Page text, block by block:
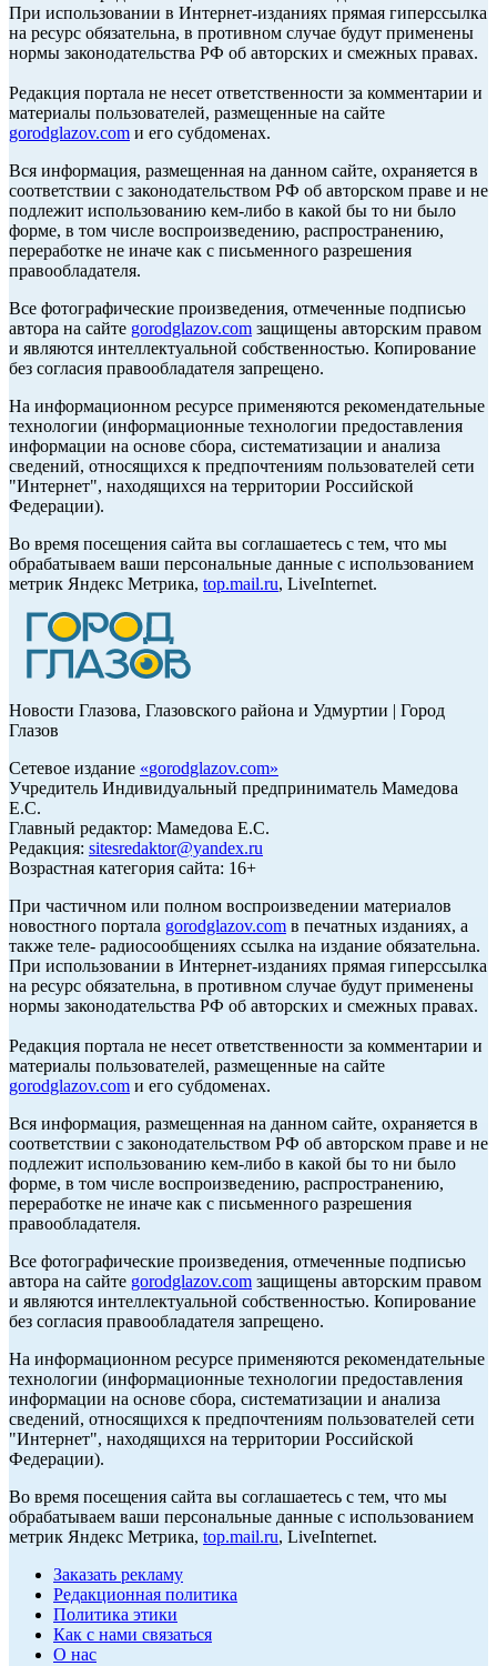
При использовании в Интернет-изданиях прямая гиперссылка
на ресурс обязательна, в противном случае будут применены
нормы законодательства РФ об авторских и смежных правах.
Редакция портала не несет ответственности за комментарии и
материалы пользователей, размещенные на сайте
gorodglazov.com и его субдоменах.
Вся информация, размещенная на данном сайте, охраняется в
соответствии с законодательством РФ об авторском праве и не
подлежит использованию кем-либо в какой бы то ни было
форме, в том числе воспроизведению, распространению,
переработке не иначе как с письменного разрешения
правообладателя.
Все фотографические произведения, отмеченные подписью
автора на сайте gorodglazov.com защищены авторским правом
и являются интеллектуальной собственностью. Копирование
без согласия правообладателя запрещено.
На информационном ресурсе применяются рекомендательные
технологии (информационные технологии предоставления
информации на основе сбора, систематизации и анализа
сведений, относящихся к предпочтениям пользователей сети
"Интернет", находящихся на территории Российской
Федерации).
Во время посещения сайта вы соглашаетесь с тем, что мы
обрабатываем ваши персональные данные с использованием
метрик Яндекс Метрика, top.mail.ru, LiveInternet.
Новости Глазова, Глазовского района и Удмуртии | Город
Глазов
Сетевое издание «gorodglazov.com»
Учредитель Индивидуальный предприниматель Мамедова
Е.С.
Главный редактор: Мамедова Е.С.
Редакция: sitesredaktor@yandex.ru
Возрастная категория сайта: 16+
При частичном или полном воспроизведении материалов
новостного портала gorodglazov.com в печатных изданиях, а
также теле- радиосообщениях ссылка на издание обязательна.
При использовании в Интернет-изданиях прямая гиперссылка
на ресурс обязательна, в противном случае будут применены
нормы законодательства РФ об авторских и смежных правах.
Редакция портала не несет ответственности за комментарии и
материалы пользователей, размещенные на сайте
gorodglazov.com и его субдоменах.
Вся информация, размещенная на данном сайте, охраняется в
соответствии с законодательством РФ об авторском праве и не
подлежит использованию кем-либо в какой бы то ни было
форме, в том числе воспроизведению, распространению,
переработке не иначе как с письменного разрешения
правообладателя.
Все фотографические произведения, отмеченные подписью
автора на сайте gorodglazov.com защищены авторским правом
и являются интеллектуальной собственностью. Копирование
без согласия правообладателя запрещено.
На информационном ресурсе применяются рекомендательные
технологии (информационные технологии предоставления
информации на основе сбора, систематизации и анализа
сведений, относящихся к предпочтениям пользователей сети
"Интернет", находящихся на территории Российской
Федерации).
Во время посещения сайта вы соглашаетесь с тем, что мы
обрабатываем ваши персональные данные с использованием
метрик Яндекс Метрика, top.mail.ru, LiveInternet.
Заказать рекламу
Редакционная политика
Политика этики
Как с нами связаться
О нас